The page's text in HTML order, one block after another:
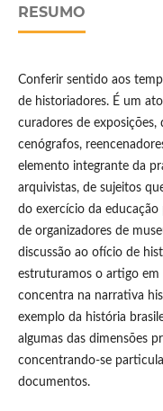
RESUMO
Conferir sentido aos
de historiadores. É um
curadores de
cenógrafos,
elemento integrante da
arquivistas, de sujeitos
do exercício da
de organizadores de
discussão ao ofício de
estruturamos o artigo em
concentra na narrativa
exemplo da história
algumas das dimensões
concentrando-se
documentos.